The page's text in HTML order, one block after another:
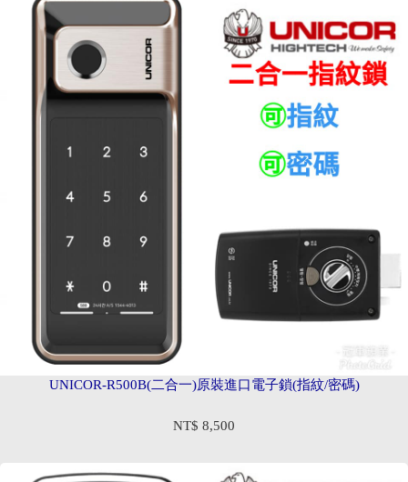
UNICOR-R500B(二合一)原裝進口電子鎖(指紋/密碼)
NT$ 8,500